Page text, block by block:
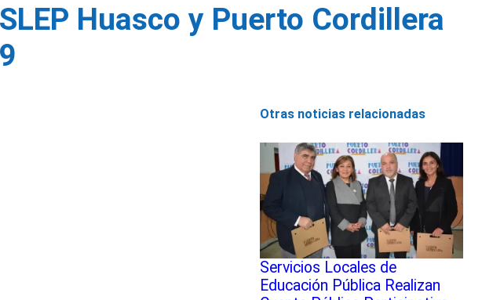
Huasco y Puerto Cordillera
Otras noticias relacionadas
Servicios Locales de
Educación Pública Realizan